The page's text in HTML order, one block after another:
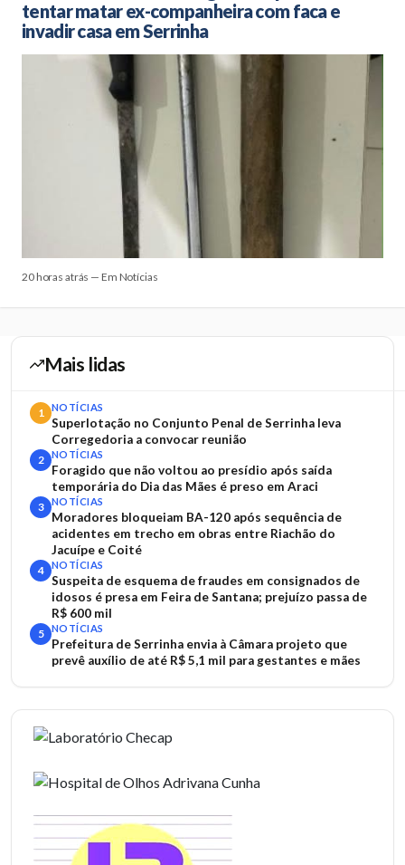
tentar matar ex-companheira com faca e
invadir casa em Serrinha
20 horas atrás — Em Notícias
Mais lidas
1 NOTÍCIAS
Superlotação no Conjunto Penal de Serrinha leva
Corregedoria a convocar reunião
2 NOTÍCIAS
Foragido que não voltou ao presídio após saída
temporária do Dia das Mães é preso em Araci
3 NOTÍCIAS
Moradores bloqueiam BA-120 após sequência de
acidentes em trecho em obras entre Riachão do
Jacuípe e Coité
4 NOTÍCIAS
Suspeita de esquema de fraudes em consignados de
idosos é presa em Feira de Santana; prejuízo passa de
R$ 600 mil
5 NOTÍCIAS
Prefeitura de Serrinha envia à Câmara projeto que
prevê auxílio de até R$ 5,1 mil para gestantes e mães